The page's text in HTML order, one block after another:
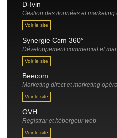
D-Ivin
Gestion des données et marketing
Voir le site
Synergie Com 360°
Développement commercial et
Voir le site
Beecom
Marketing direct et marketing
Voir le site
OVH
Registrar et hébergeur web
Voir le site